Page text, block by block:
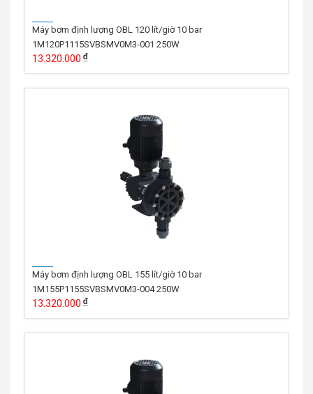
Máy bơm định lượng OBL 120 lít/giờ 10 bar
1M120P1115SVBSMV0M3-001 250W
13.320.000
Máy bơm định lượng OBL 155 lít/giờ 10 bar
1M155P1155SVBSMV0M3-004 250W
13.320.000